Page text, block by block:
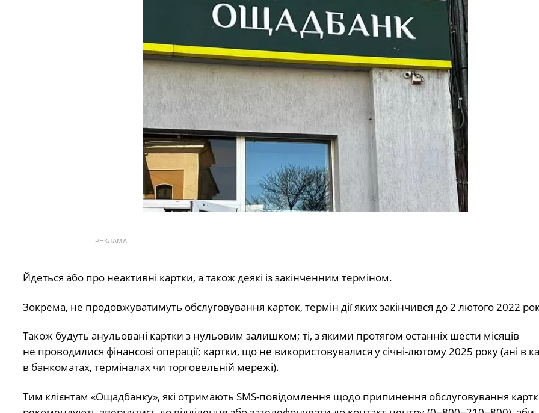
РЕКЛАМА
Йдеться або про неактивні картки, а також деякі із закінченним терміном.
Зокрема, не продовжуватимуть обслуговування карток, термін дії яких закінчився до 2 лютого 2022
Також будуть анульовані картки з нульовим залишком; ті, з якими протягом останніх шести місяців
не проводилися фінансові операції; картки, що не використовувалися у січні-лютому 2025 року (ані в
в банкоматах, терміналах чи торговельній мережі).
Тим клієнтам «Ощадбанку», які отримають SMS-повідомлення щодо припинення обслуговування